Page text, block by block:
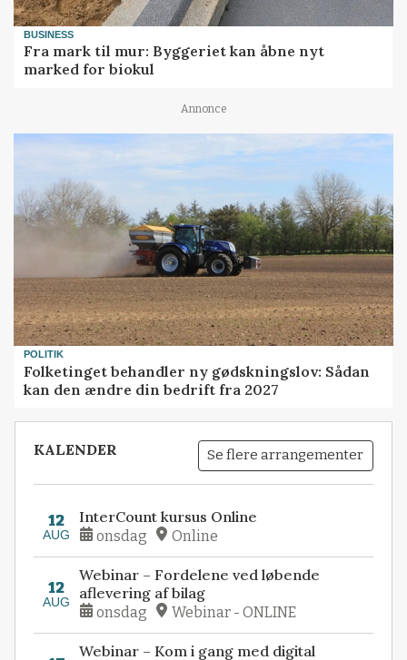
BUSINESS
Fra mark til mur: Byggeriet kan åbne nyt
marked for biokul
Annonce
POLITIK
Folketinget behandler ny gødskningslov: Sådan
kan den ændre din bedrift fra 2027
KALENDER Se flere arrangementer
12
AUG
InterCount kursus Online
onsdag Online
12
AUG
Webinar – Fordelene ved løbende
aflevering af bilag
onsdag Webinar - ONLINE
Webinar – Kom i gang med digital